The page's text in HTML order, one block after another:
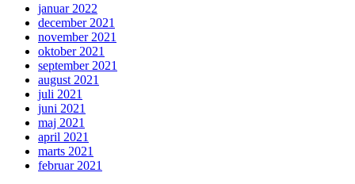
januar 2022
december 2021
november 2021
oktober 2021
september 2021
august 2021
juli 2021
juni 2021
maj 2021
april 2021
marts 2021
februar 2021